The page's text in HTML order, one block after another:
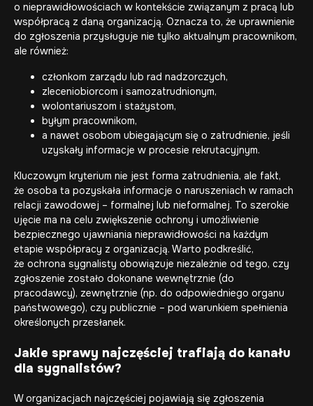
o nieprawidłowościach w kontekście związanym z pracą lub
współpracą z daną organizacją. Oznacza to, że uprawnienie
do zgłoszenia przysługuje nie tylko aktualnym pracownikom,
ale również:
członkom zarządu lub rad nadzorczych,
zleceniobiorcom i samozatrudnionym,
wolontariuszom i stażystom,
byłym pracownikom,
a nawet osobom ubiegającym się o zatrudnienie, jeśli
uzyskały informacje w procesie rekrutacyjnym.
Kluczowym kryterium nie jest forma zatrudnienia, ale fakt,
że osoba ta pozyskała informacje o naruszeniach w ramach
relacji zawodowej – formalnej lub nieformalnej. To szerokie
ujęcie ma na celu zwiększenie ochrony i umożliwienie
bezpiecznego ujawniania nieprawidłowości na każdym
etapie współpracy z organizacją. Warto podkreślić,
że ochrona sygnalisty obowiązuje niezależnie od tego, czy
zgłoszenie zostało dokonane wewnętrznie (do
pracodawcy), zewnętrznie (np. do odpowiedniego organu
państwowego), czy publicznie – pod warunkiem spełnienia
określonych przesłanek.
Jakie sprawy najczęściej trafiają do kanału
dla sygnalistów?
W organizacjach najczęściej pojawiają się zgłoszenia